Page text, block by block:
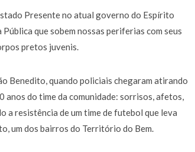
Presente no atual governo do Espírito
que sobem nossas periferias com seus
pretos juvenis.
Benedito, quando policiais chegaram atirando
anos do time da comunidade: sorrisos, afetos,
a resistência de um time de futebol que leva
um dos bairros do Território do Bem.